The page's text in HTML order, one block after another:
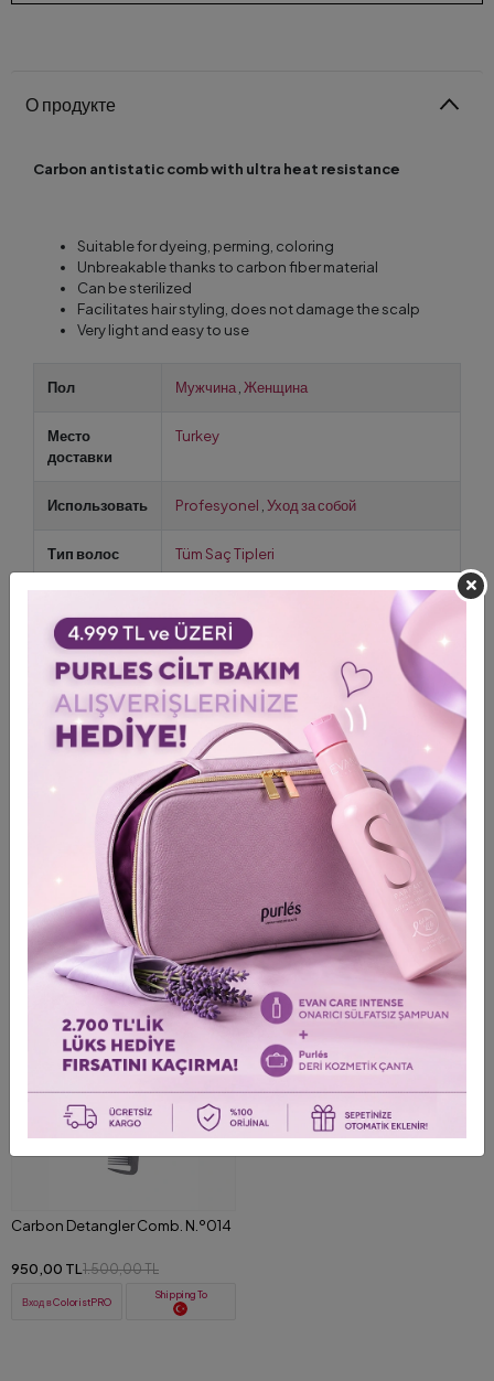
О продукте
Carbon antistatic comb with ultra heat resistance
Suitable for dyeing, perming, coloring
Unbreakable thanks to carbon fiber material
Can be sterilized
Facilitates hair styling, does not damage the scalp
Very light and easy to use
Пол Мужчина Женщина
Место
доставки
Turkey
Использовать Profesyonel Уход за собой
Тип волос Tüm Saç Tipleri
щетка
Расческа для
мелирования
Щетка для распутывания
волос,Причёсывающий расческой для
волос
Информация о доставке и доставке
Обзор продукта
0 /0 Оставить комментарий
ПОСЛЕДНИЕ ПРОСМОТРЕННЫЕ ТОВАРЫ
Просмотрите товары, которые вы просмотрели в последний раз
Carbon Detangler Comb. N.º014
950,00 TL 1.500,00 TL
Вход в ColoristPRO
Shipping To